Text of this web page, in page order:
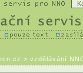
> vzdělávání